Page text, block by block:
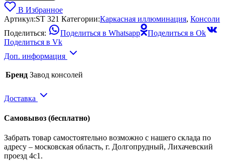
В Избранное
Артикул:ST 321 Категории:Каркасная иллюминация, Консоли
Поделиться:
Поделиться в Whatsapp
Поделиться в Ok
Поделиться в Vk
Доп. информация
Бренд Завод консолей
Доставка
Самовывоз (бесплатно)
Забрать товар самостоятельно возможно с нашего склада по
адресу – московская область, г. Долгопрудный, Лихачевский
проезд 4с1.